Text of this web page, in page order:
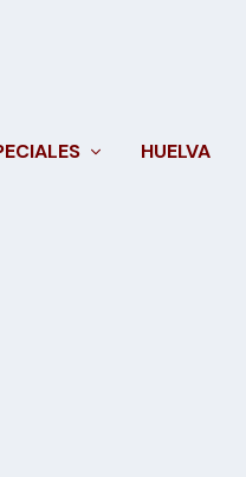
HUELVA